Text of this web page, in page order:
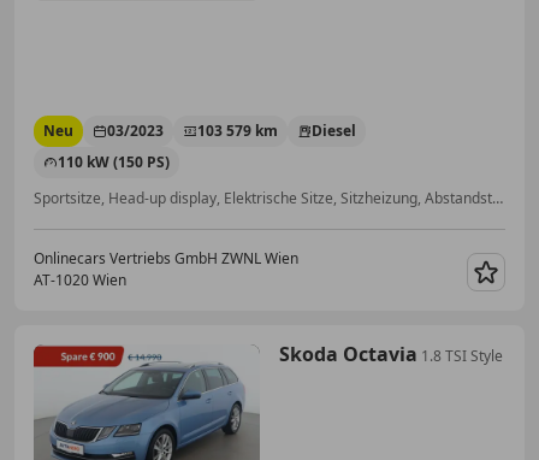
Neu 03/2023 103 579 km
Diesel
110 kW (150 PS)
Sportsitze, Head-up display, Elektrische Sitze, Sitzheizung, Abstandstempomat, Schlüssellose Zentralverriegelung, Navigationssystem, ABS
Onlinecars Vertriebs GmbH ZWNL Wien
AT-1020 Wien
Skoda Octavia 1.8 TSI Style